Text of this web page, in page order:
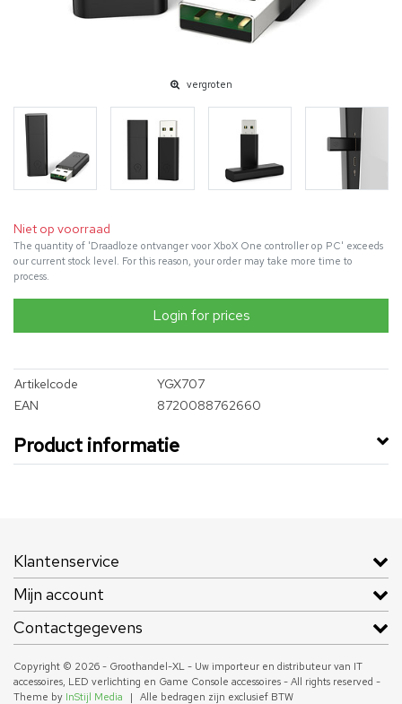
vergroten
Niet op voorraad
The quantity of 'Draadloze ontvanger voor XboX One controller op PC' exceeds
our current stock level. For this reason, your order may take more time to
process.
Login for prices
Artikelcode
YGX707
EAN
8720088762660
Product informatie
Klantenservice
Mijn account
Contactgegevens
Copyright © 2026 - Groothandel-XL - Uw importeur en distributeur van IT
accessoires, LED verlichting en Game Console accessoires - All rights reserved -
Theme by InStijl Media | Alle bedragen zijn exclusief BTW